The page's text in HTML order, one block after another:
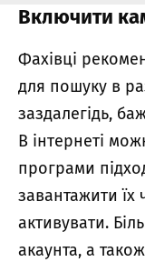
Включити
Фахівці
для пошуку в
заздалегідь,
В інтернеті
програми
завантажити їх
активувати.
акаунта, а